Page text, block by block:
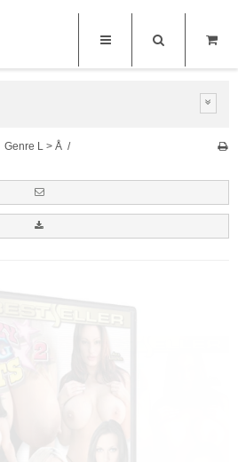
Genre L > Å /